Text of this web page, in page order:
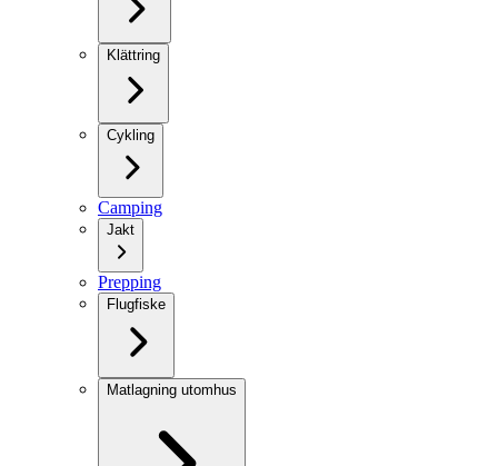
Klättring
Cykling
Camping
Jakt
Prepping
Flugfiske
Matlagning utomhus